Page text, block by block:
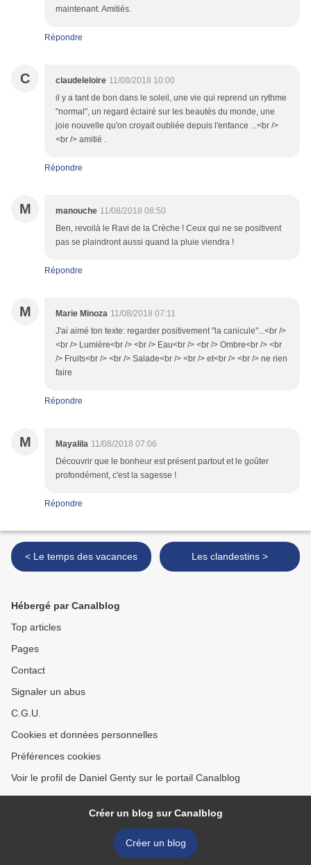
maintenant. Amitiés.
Répondre
C claudeleloire 11/08/2018 10:00
il y a tant de bon dans le soleil, une vie qui reprend un rythme
"normal", un regard éclairé sur les beautés du monde, une
joie nouvelle qu'on croyait oubliée depuis l'enfance ...<br />
<br /> amitié .
Répondre
M manouche 11/08/2018 08:50
Ben, revoilà le Ravi de la Crèche ! Ceux qui ne se positivent
pas se plaindront aussi quand la pluie viendra !
Répondre
M Marie Minoza 11/08/2018 07:11
J'ai aimé ton texte: regarder positivement "la canicule"...<br />
<br /> Lumière<br /> <br /> Eau<br /> <br /> Ombre<br /> <br
/> Fruits<br /> <br /> Salade<br /> <br /> et<br /> <br /> ne rien
faire
Répondre
M Mayalila 11/08/2018 07:06
Découvrir que le bonheur est présent partout et le goûter
profondément, c'est la sagesse !
Répondre
< Le temps des vacances Les clandestins >
Hébergé par Canalblog
Top articles
Pages
Contact
Signaler un abus
C.G.U.
Cookies et données personnelles
Préférences cookies
Voir le profil de Daniel Genty sur le portail Canalblog
Créer un blog sur Canalblog
Créer un blog